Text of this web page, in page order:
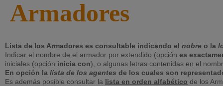
Armadores
Lista de los Armadores es consultable indicando el nobre o la
Indicar el nombre de el armador por extendido (opción es
iniciales (opción inicia con), o algunas letras contenidas en el
En opción la lista de los agentes de los cuales son
Es además posible consultar la lista en orden alfabético de los